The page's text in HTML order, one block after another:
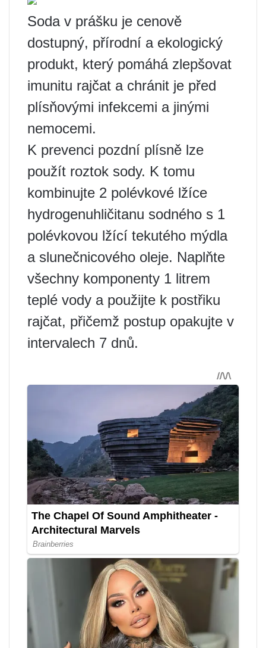
Soda v prášku je cenově
dostupný, přírodní a ekologický
produkt, který pomáhá zlepšovat
imunitu rajčat a chránit je před
plísňovými infekcemi a jinými
nemocemi.
K prevenci pozdní plísně lze
použít roztok sody. K tomu
kombinujte 2 polévkové lžíce
hydrogenuhličitanu sodného s 1
polévkovou lžící tekutého mýdla
a slunečnicového oleje. Naplňte
všechny komponenty 1 litrem
teplé vody a použijte k postřiku
rajčat, přičemž postup opakujte v
intervalech 7 dnů.